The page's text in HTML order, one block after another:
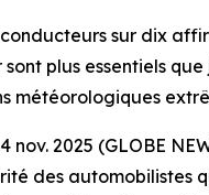
sur dix
sont plus essentiels
météorologiques
nov. 2025 (GLOBE
des automobilistes